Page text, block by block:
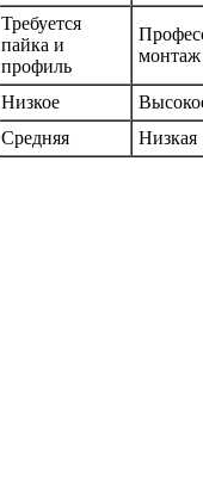
Требуется
пайка и
профиль
монтаж
Низкое
Средняя Низкая